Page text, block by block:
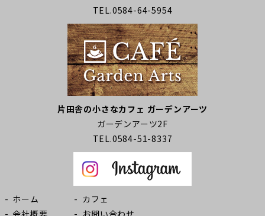
TEL.0584-64-5954
片田舎の小さなカフェ ガーデンアーツ
ガーデンアーツ2F
TEL.0584-51-8337
ホーム
会社概要
カフェ
お問い合わせ